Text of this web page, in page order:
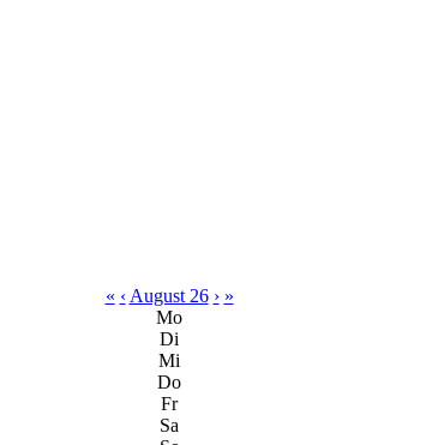
« ‹ August 26 › »
Mo
Di
Mi
Do
Fr
Sa